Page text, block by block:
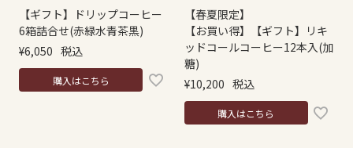
【ギフト】ドリップコーヒー
6箱詰合せ(赤緑水青茶黒)
¥6,050 税込
購入はこちら
【春夏限定】
【お買い得】【ギフト】リキ
ッドコールコーヒー12本入(加
糖)
¥10,200 税込
購入はこちら